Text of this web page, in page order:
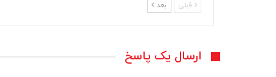
قبلی بعد
ارسال یک پاسخ